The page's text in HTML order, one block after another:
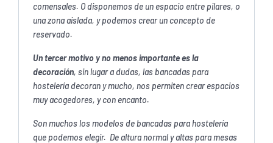
comensales. O disponemos de un espacio entre pilares, o
una zona aislada, y podemos crear un concepto de
reservado.
Un tercer motivo y no menos importante es la
decoración, sin lugar a dudas, las bancadas para
hostelería decoran y mucho, nos permiten crear espacios
muy acogedores, y con encanto.
Son muchos los modelos de bancadas para hostelería
que podemos elegir. De altura normal y altas para mesas